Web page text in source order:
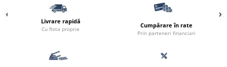
Livrare rapidă
Cu flota proprie Cumpărare în rate
Prin parteneri financiari